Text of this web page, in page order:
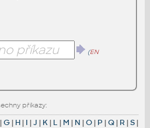
(EN
příkazy:
|G| H| I |J | K| L | M | N |O| P |Q| R |S|